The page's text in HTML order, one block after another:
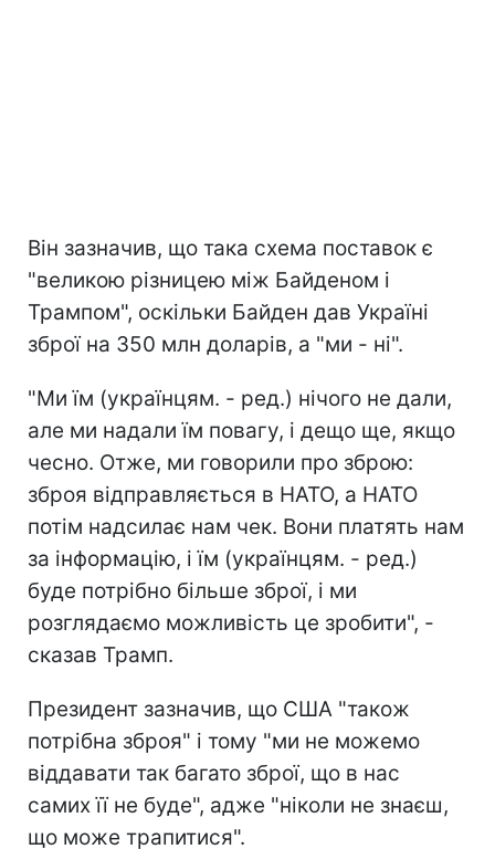
Він зазначив, що така схема поставок є
"великою різницею між Байденом і
Трампом", оскільки Байден дав Україні
зброї на 350 млн доларів, а "ми - ні".
"Ми їм (українцям. - ред.) нічого не дали,
але ми надали їм повагу, і дещо ще, якщо
чесно. Отже, ми говорили про зброю:
зброя відправляється в НАТО, а НАТО
потім надсилає нам чек. Вони платять нам
за інформацію, і їм (українцям. - ред.)
буде потрібно більше зброї, і ми
розглядаємо можливість це зробити", -
сказав Трамп.
Президент зазначив, що США "також
потрібна зброя" і тому "ми не можемо
віддавати так багато зброї, що в нас
самих її не буде", адже "ніколи не знаєш,
що може трапитися".